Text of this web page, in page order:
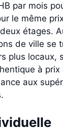
par mois
le même
étages.
de ville se
plus locaux,
à
aux